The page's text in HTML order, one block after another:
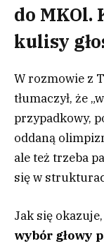
do
kulisy
W rozmowie z
tłumaczył, że
przypadkowy,
oddaną
ale też trzeba
się w
Jak się okazuje,
wybór głowy